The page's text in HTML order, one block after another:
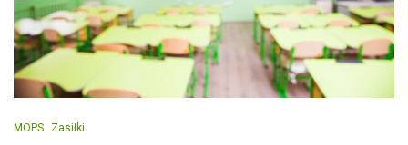
MOPS Zasiłki